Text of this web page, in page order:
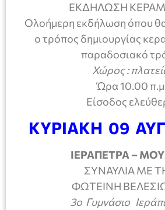
ΕΚΔΗΛΩΣΗ
Ολοήμερη εκδήλωση όπου
ο τρόπος δημιουργίας
παραδοσιακό
Χώρος :
Ώρα 10.00 π.μ
Είσοδος
ΚΥΡΙΑΚΗ 09
ΙΕΡΑΠΕΤΡΑ –
ΣΥΝΑΥΛΙΑ ΜΕ
ΦΩΤΕΙΝΗ
3ο Γυμνάσιο